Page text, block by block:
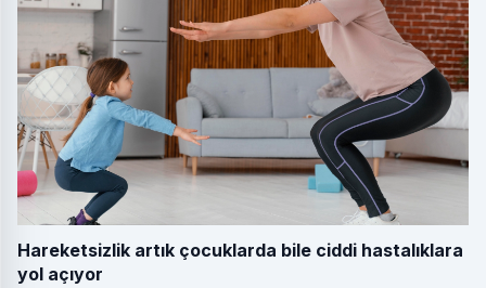
Hareketsizlik artık çocuklarda bile ciddi hastalıklara
yol açıyor